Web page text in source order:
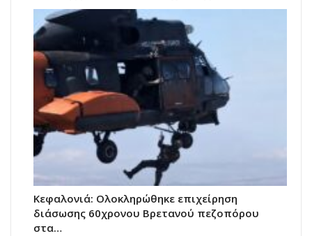
Κεφαλονιά: Ολοκληρώθηκε επιχείρηση
διάσωσης 60χρονου Βρετανού πεζοπόρου
στα…